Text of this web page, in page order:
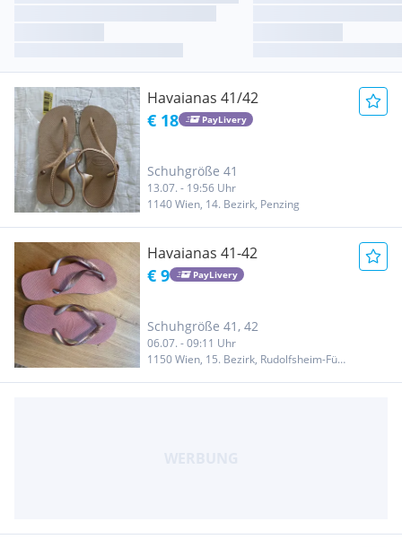
Havaianas 41/42
€ 18 PayLivery
Schuhgröße 41
13.07. - 19:56 Uhr
1140 Wien, 14. Bezirk, Penzing
Havaianas 41-42
€ 9 PayLivery
Schuhgröße 41, 42
06.07. - 09:11 Uhr
1150 Wien, 15. Bezirk, Rudolfsheim-Fünfhaus